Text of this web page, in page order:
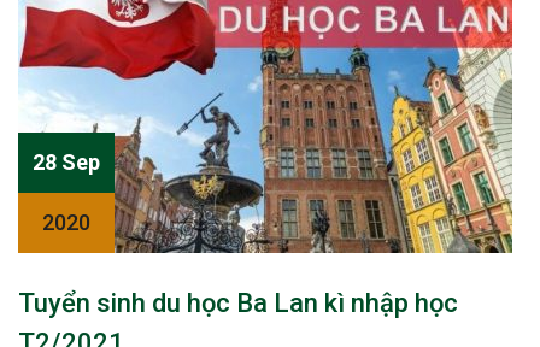
28 Sep
2020
Tuyển sinh du học Ba Lan kì nhập học